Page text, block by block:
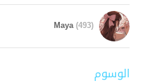
Maya (493)
الوسوم